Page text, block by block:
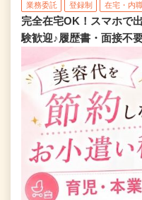
業務委託 登録制 在宅・内
完全在宅OK！スマホで
験歓迎♪履歴書・面接不